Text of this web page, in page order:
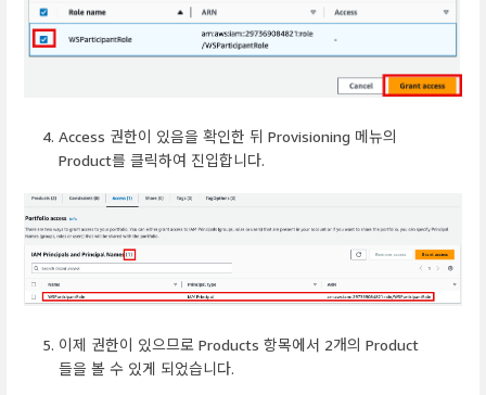
Access 권한이 있음을 확인한 뒤 Provisioning 메뉴의
Product를 클릭하여 진입합니다.
이제 권한이 있으므로 Products 항목에서 2개의 Product
들을 볼 수 있게 되었습니다.